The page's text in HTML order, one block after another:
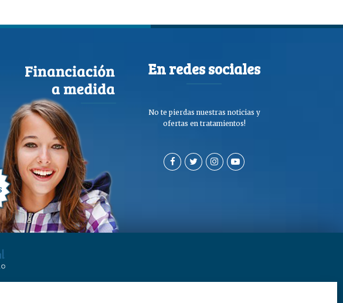
En redes sociales
No te pierdas nuestras noticias y
ofertas en tratamientos!